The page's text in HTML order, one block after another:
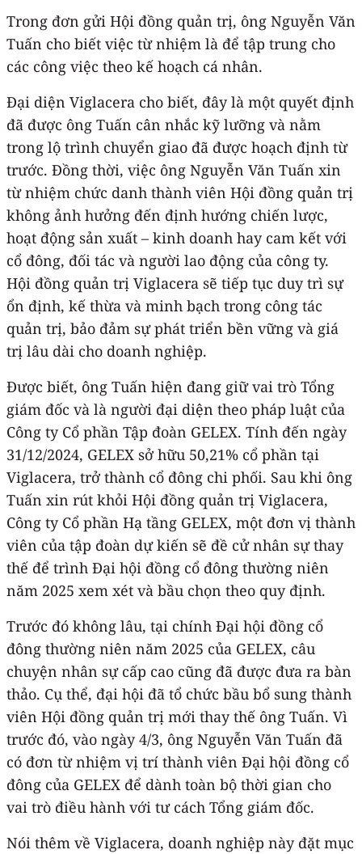
Trong đơn gửi Hội đồng quản trị, ông Nguyễn Văn
Tuấn cho biết việc từ nhiệm là để tập trung cho
các công việc theo kế hoạch cá nhân.
Đại diện Viglacera cho biết, đây là một quyết định
đã được ông Tuấn cân nhắc kỹ lưỡng và nằm
trong lộ trình chuyển giao đã được hoạch định từ
trước. Đồng thời, việc ông Nguyễn Văn Tuấn xin
từ nhiệm chức danh thành viên Hội đồng quản trị
không ảnh hưởng đến định hướng chiến lược,
hoạt động sản xuất – kinh doanh hay cam kết với
cổ đông, đối tác và người lao động của công ty.
Hội đồng quản trị Viglacera sẽ tiếp tục duy trì sự
ổn định, kế thừa và minh bạch trong công tác
quản trị, bảo đảm sự phát triển bền vững và giá
trị lâu dài cho doanh nghiệp.
Được biết, ông Tuấn hiện đang giữ vai trò Tổng
giám đốc và là người đại diện theo pháp luật của
Công ty Cổ phần Tập đoàn GELEX. Tính đến ngày
31/12/2024, GELEX sở hữu 50,21% cổ phần tại
Viglacera, trở thành cổ đông chi phối. Sau khi ông
Tuấn xin rút khỏi Hội đồng quản trị Viglacera,
Công ty Cổ phần Hạ tầng GELEX, một đơn vị thành
viên của tập đoàn dự kiến sẽ đề cử nhân sự thay
thế để trình Đại hội đồng cổ đông thường niên
năm 2025 xem xét và bầu chọn theo quy định.
Trước đó không lâu, tại chính Đại hội đồng cổ
đông thường niên năm 2025 của GELEX, câu
chuyện nhân sự cấp cao cũng đã được đưa ra bàn
thảo. Cụ thể, đại hội đã tổ chức bầu bổ sung thành
viên Hội đồng quản trị mới thay thế ông Tuấn. Vì
trước đó, vào ngày 4/3, ông Nguyễn Văn Tuấn đã
có đơn từ nhiệm vị trí thành viên Đại hội đồng cổ
đông của GELEX để dành toàn bộ thời gian cho
vai trò điều hành với tư cách Tổng giám đốc.
Nói thêm về Viglacera, doanh nghiệp này đặt mục